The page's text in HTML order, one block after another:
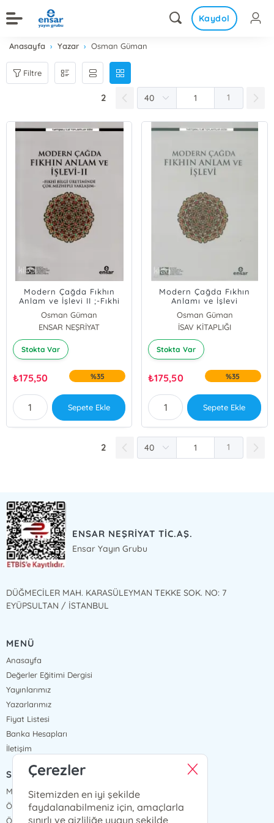
Kaydol
Anasayfa Yazar Osman Güman
Filtre
2 1
Modern Çağda Fıkhın
Anlam ve İşlevi II ;-Fıkhi
Bilgi Üretiminde Çok
Mezhepli Yaklaşım-
Osman Güman
ENSAR NEŞRİYAT
Stokta Var
₺175,50 %35
Sepete Ekle
Modern Çağda Fıkhın
Anlamı ve İşlevi
Osman Güman
İSAV KİTAPLIĞI
Stokta Var
₺175,50 %35
Sepete Ekle
2 1
ENSAR NEŞRİYAT TİC.AŞ.
Ensar Yayın Grubu
DÜĞMECİLER MAH. KARASÜLEYMAN TEKKE SOK. NO: 7
EYÜPSULTAN / İSTANBUL
MENÜ
Anasayfa
Değerler Eğitimi Dergisi
Yayınlarımız
Yazarlarımız
Fiyat Listesi
Banka Hesapları
İletişim
SÖZLEŞMELER
Mesafeli Satış Sözleşmesi
Ön Bilgilendirme Formu
Ödeme ve Teslimat
Çerezler
Sitemizden en iyi şekilde
faydalanabilmeniz için, amaçlarla
sınırlı ve gizliliğe uygun şekilde